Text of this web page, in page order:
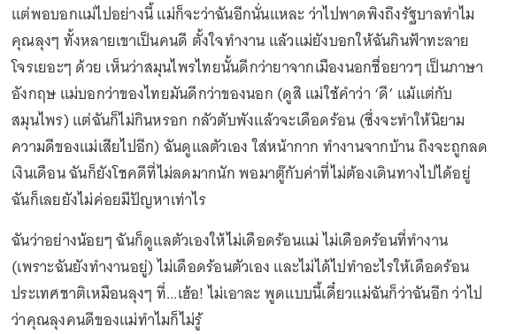
แต่พอบอกแม่ไปอย่างนี้ แม่ก็จะว่าฉันอีกนั่นแหละ ว่าไปพาดพิงถึงรัฐบาลทำไม
คุณลุงๆ ทั้งหลายเขาเป็นคนดี ตั้งใจทำงาน แล้วแม่ยังบอกให้ฉันกินฟ้าทะลาย
โจรเยอะๆ ด้วย เห็นว่าสมุนไพรไทยนั้นดีกว่ายาจากเมืองนอกชื่อยาวๆ เป็นภาษา
อังกฤษ แม่บอกว่าของไทยมันดีกว่าของนอก (ดูสิ แม่ใช้คำว่า ‘ดี’ แม้แต่กับ
สมุนไพร) แต่ฉันก็ไม่กินหรอก กลัวตับพังแล้วจะเดือดร้อน (ซึ่งจะทำให้นิยาม
ความดีของแม่เสียไปอีก) ฉันดูแลตัวเอง ใส่หน้ากาก ทำงานจากบ้าน ถึงจะถูกลด
เงินเดือน ฉันก็ยังโชคดีที่ไม่ลดมากนัก พอมาตู๊กับค่าที่ไม่ต้องเดินทางไปได้อยู่
ฉันก็เลยยังไม่ค่อยมีปัญหาเท่าไร
ฉันว่าอย่างน้อยๆ ฉันก็ดูแลตัวเองให้ไม่เดือดร้อนแม่ ไม่เดือดร้อนที่ทำงาน
(เพราะฉันยังทำงานอยู่) ไม่เดือดร้อนตัวเอง และไม่ได้ไปทำอะไรให้เดือดร้อน
ประเทศชาติเหมือนลุงๆ ที่...เฮ้อ! ไม่เอาละ พูดแบบนี้เดี๋ยวแม่ฉันก็ว่าฉันอีก ว่าไป
ว่าคุณลุงคนดีของแม่ทำไมก็ไม่รู้